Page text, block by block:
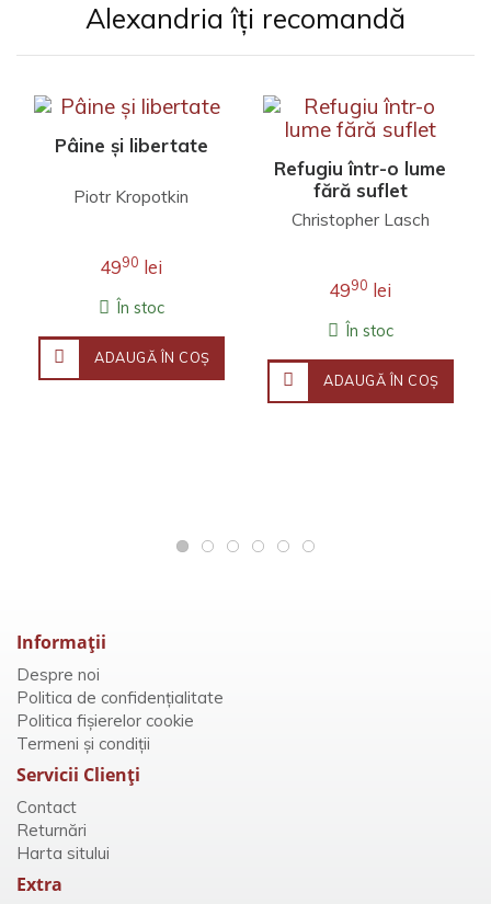
Alexandria îți recomandă
Pâine și libertate
Piotr Kropotkin
4990 lei
În stoc
ADAUGĂ ÎN COŞ
Refugiu într-o lume
fără suflet
Christopher Lasch
4990 lei
În stoc
ADAUGĂ ÎN COŞ
Informaţii
Despre noi
Politica de confidențialitate
Politica fișierelor cookie
Termeni și condiții
Servicii Clienţi
Contact
Returnări
Harta sitului
Extra